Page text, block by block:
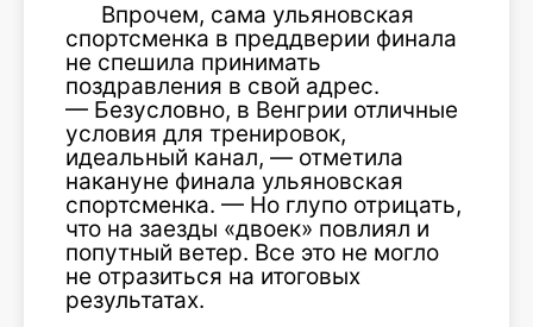
Впрочем, сама ульяновская
спортсменка в преддверии финала
не спешила принимать
поздравления в свой адрес.
— Безусловно, в Венгрии отличные
условия для тренировок,
идеальный канал, — отметила
накануне финала ульяновская
спортсменка. — Но глупо отрицать,
что на заезды «двоек» повлиял и
попутный ветер. Все это не могло
не отразиться на итоговых
результатах.